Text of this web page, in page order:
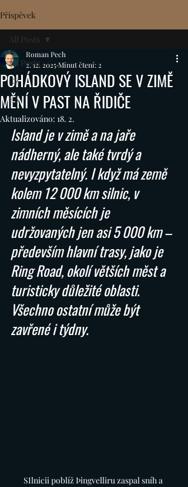
Příspěvek
All Posts
CZ
EN
All Posts
POHÁDKOVÝ ISLAND SE V ZIMĚ
MĚNÍ V PAST NA ŘIDIČE
Roman Pech
2. 12. 2025Minut čtení: 2
Aktualizováno: 18. 2.
Island je v zimě a na jaře
nádherný, ale také tvrdý a
nevyzpytatelný. I když má země
kolem 12 000 km silnic, v
zimních měsících je
udržovaných jen asi 5 000 km –
především hlavní trasy, jako je
Ring Road, okolí větších měst a
turisticky důležité oblasti.
Všechno ostatní může být
zavřené i týdny.
SIlnicii poblíž Þingvelliru zaspal sníh a